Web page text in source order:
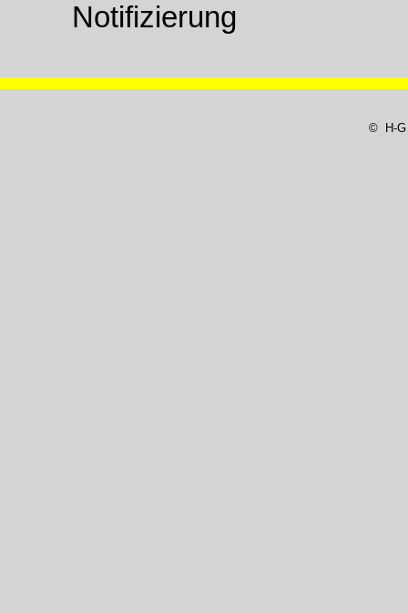
Notifizierung
© H-G